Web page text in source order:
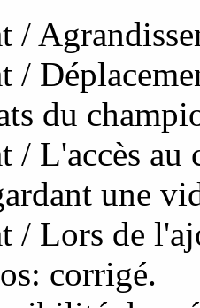
/
/
du
/ L'accès au
une
/ Lors de
corrigé.